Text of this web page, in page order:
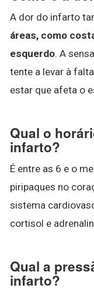
A dor do infarto
áreas, como
esquerdo. A
tente a levar à
estar que afeta o
Qual o
infarto?
É entre as 6 e o
piripaques no
sistema
cortisol e
Qual a
infarto?